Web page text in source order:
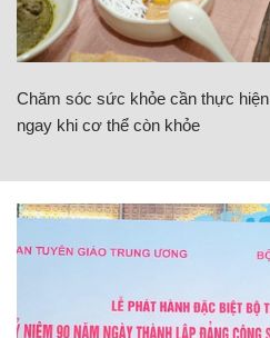
Chăm sóc sức khỏe cần thực hiện
ngay khi cơ thể còn khỏe